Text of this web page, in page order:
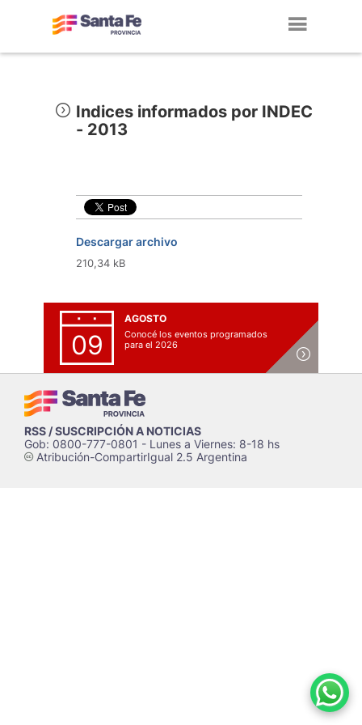
Indices informados por INDEC
- 2013
Descargar archivo
210,34 kB
09
AGOSTO
Conocé los eventos programados
para el 2026
RSS / SUSCRIPCIÓN A NOTICIAS
Gob: 0800-777-0801 - Lunes a Viernes: 8-18 hs
cAtribución-CompartirIgual 2.5 Argentina